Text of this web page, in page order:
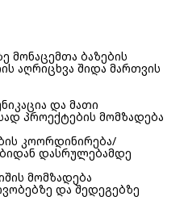
მონაცემთა ბაზების
აღრიცხვა შიდა მართვის
და მათი
პროექტების მომზადება
კოორდინირება/
დასრულებამდე
მომზადება
და შედეგებზე